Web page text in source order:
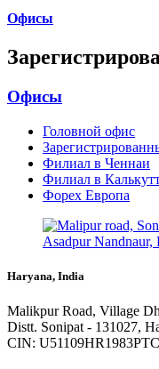
Офисы
Офисы
Головной офис
Филиал в Ченнаи
Филиал в
Форех Европа
Haryana, India
Malikpur Road, Village
Distt. Sonipat - 131027,
CIN: